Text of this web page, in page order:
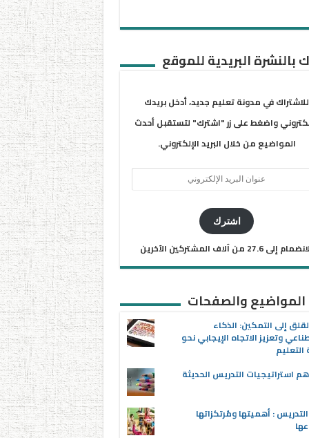
بالنشرة البريدية للموقع
للاشتراك في مدونة تعليم جديد، أدخل بريدك
واضغط على زر "اشترك" لتستقبل أحدث
المواضيع من خلال البريد الإلكتروني.
اشترك
إلى 27.6 من آلاف المشتركين الآخرين
المواضيع والصفحات
إلى التمكين: الذكاء
وتعزيز الاتجاه الإيجابي نحو
استراتيجيات التدريس الحديثة
: أهميتها ومُرتكزاتها